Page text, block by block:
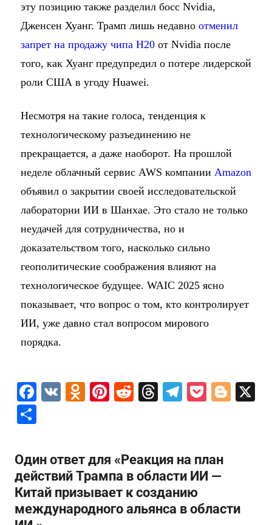
эту позицию также разделил босс Nvidia,
Дженсен Хуанг. Трамп лишь недавно отменил
запрет на продажу чипа H20от Nvidia после
того, как Хуанг предупредил о потере лидерской
роли США в угоду Huawei.
Несмотря на такие голоса, тенденция к
технологическому разъединению не
прекращается, а даже наоборот. На прошлой
неделе облачный сервис AWS компании Amazon
объявил о закрытии своей исследовательской
лаборатории ИИ в Шанхае. Это стало не только
неудачей для сотрудничества, но и
доказательством того, насколько сильно
геополитические соображения влияют на
технологическое будущее. WAIC 2025 ясно
показывает, что вопрос о том, кто контролирует
ИИ, уже давно стал вопросом мирового
порядка.
F
a
c
b
o
o
V
O
kl
a
s
Pi
st
R
t
T
d
s
T
a
m
P
et
Bl
п
р
а
в
Один ответ для «Реакция на план
действий Трампа в области ИИ —
Китай призывает к созданию
международного альянса в области